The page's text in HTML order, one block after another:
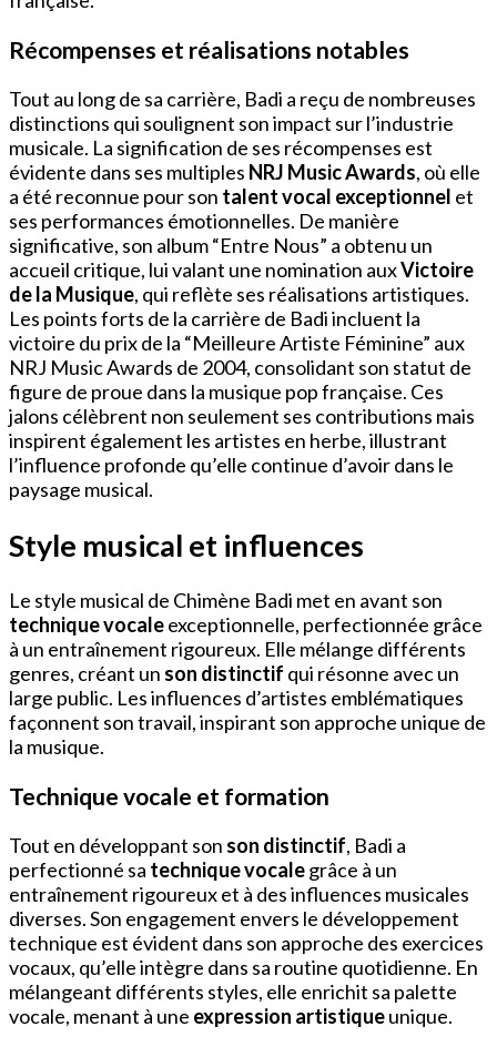
Récompenses et réalisations notables
Tout au long de sa carrière, Badi a reçu de nombreuses
distinctions qui soulignent son impact sur l’industrie
musicale. La signification de ses récompenses est
évidente dans ses multiples NRJ Music Awards, où elle
a été reconnue pour son talent vocal exceptionnel et
ses performances émotionnelles. De manière
significative, son album “Entre Nous” a obtenu un
accueil critique, lui valant une nomination auxVictoire
de la Musique, qui reflète ses réalisations artistiques.
Les points forts de la carrière de Badi incluent la
victoire du prix de la “Meilleure Artiste Féminine” aux
NRJ Music Awards de 2004, consolidant son statut de
figure de proue dans la musique pop française. Ces
jalons célèbrent non seulement ses contributions mais
inspirent également les artistes en herbe, illustrant
l’influence profonde qu’elle continue d’avoir dans le
paysage musical.
Style musical et influences
Le style musical de Chimène Badi met en avant son
technique vocaleexceptionnelle, perfectionnée grâce
à un entraînement rigoureux. Elle mélange différents
genres, créant un son distinctif qui résonne avec un
large public. Les influences d’artistes emblématiques
façonnent son travail, inspirant son approche unique de
la musique.
Technique vocale et formation
Tout en développant son son distinctif, Badi a
perfectionné sa technique vocalegrâce à un
entraînement rigoureux et à des influences musicales
diverses. Son engagement envers le développement
technique est évident dans son approche des exercices
vocaux, qu’elle intègre dans sa routine quotidienne. En
mélangeant différents styles, elle enrichit sa palette
vocale, menant à une expression artistiqueunique.